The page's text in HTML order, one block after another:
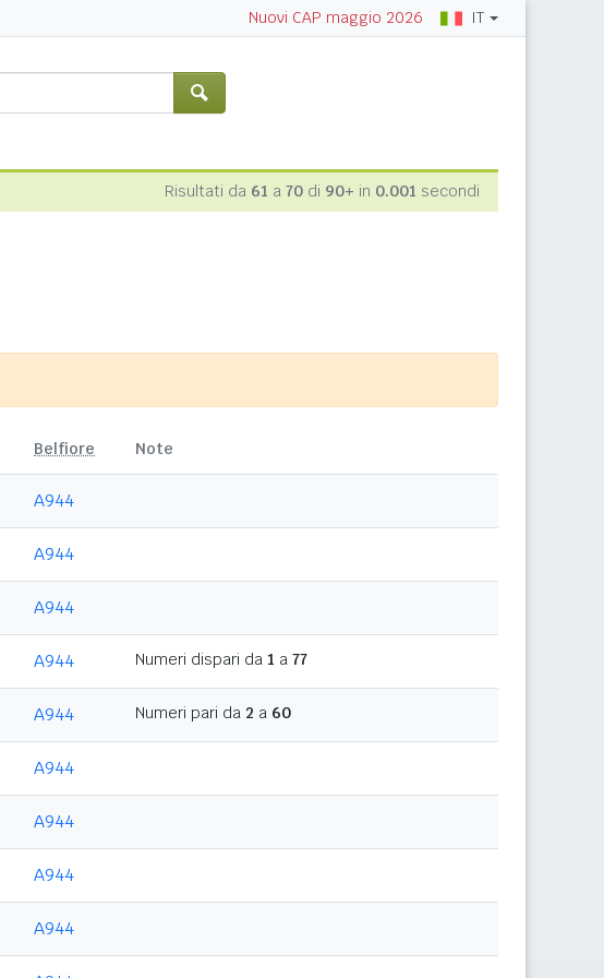
Nuovi CAP maggio 2026 IT
Risultati da 61 a 70 di 90+ in 0.001 secondi
Belfiore Note
A944
A944
A944
A944 Numeri dispari da 1 a 77
A944 Numeri pari da 2 a 60
A944
A944
A944
A944